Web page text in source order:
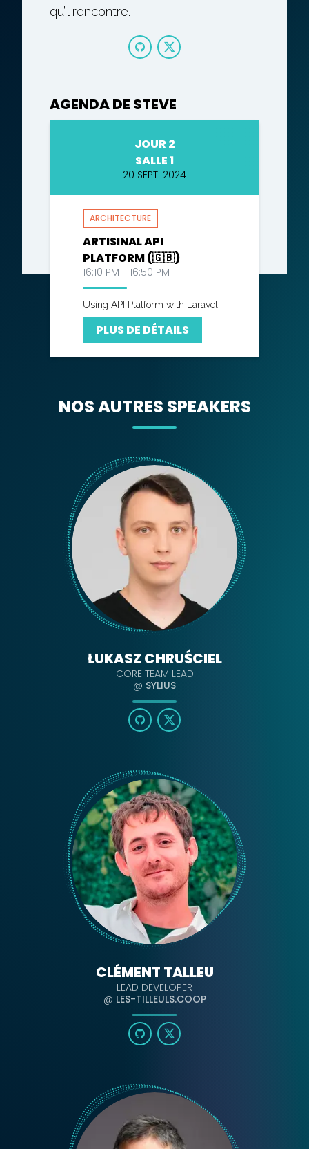
qu’il rencontre.
AGENDA DE STEVE
JOUR 2
SALLE 1
20 SEPT. 2024
ARCHITECTURE
ARTISINAL API
PLATFORM (🇬🇧)
16:10 PM - 16:50 PM
Using API Platform with Laravel.
PLUS DE DÉTAILS
NOS AUTRES SPEAKERS
ŁUKASZ CHRUŚCIEL
CORE TEAM LEAD
@ SYLIUS
CLÉMENT TALLEU
LEAD DEVELOPER
@ LES-TILLEULS.COOP